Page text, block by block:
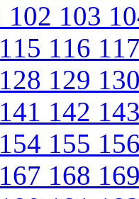
102 103
115 116
128 129
141 142
154 155
167 168